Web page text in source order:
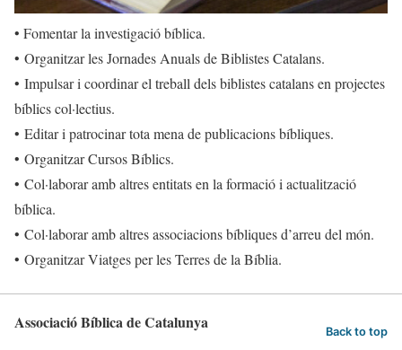
• Fomentar la investigació bíblica.
• Organitzar les Jornades Anuals de Biblistes Catalans.
• Impulsar i coordinar el treball dels biblistes catalans en projectes
bíblics col·lectius.
• Editar i patrocinar tota mena de publicacions bíbliques.
• Organitzar Cursos Bíblics.
• Col·laborar amb altres entitats en la formació i actualització
bíblica.
• Col·laborar amb altres associacions bíbliques d’arreu del món.
• Organitzar Viatges per les Terres de la Bíblia.
Associació Bíblica de Catalunya Back to top